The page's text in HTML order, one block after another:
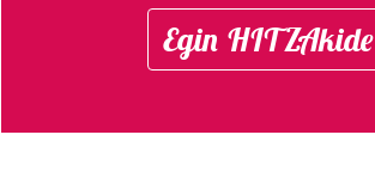
Egin HITZAkide